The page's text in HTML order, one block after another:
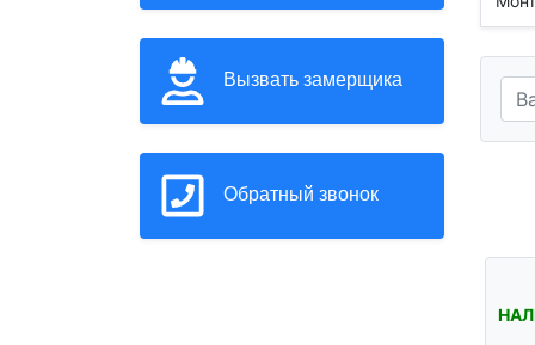
Вызвать замерщика
Обратный звонок